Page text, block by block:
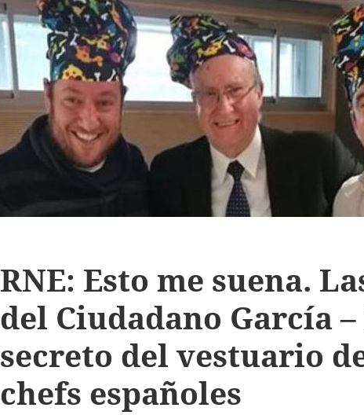
RNE: Esto me suena.
del Ciudadano García –
secreto del vestuario
chefs españoles